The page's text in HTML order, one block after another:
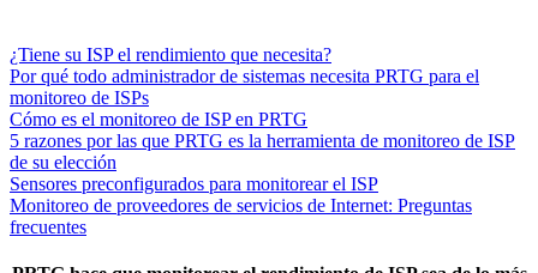
¿Tiene su ISP el rendimiento que necesita?
Por qué todo administrador de sistemas necesita PRTG para el
monitoreo de ISPs
Cómo es el monitoreo de ISP en PRTG
5 razones por las que PRTG es la herramienta de monitoreo de ISP
de su elección
Sensores preconfigurados para monitorear el ISP
Monitoreo de proveedores de servicios de Internet: Preguntas
frecuentes